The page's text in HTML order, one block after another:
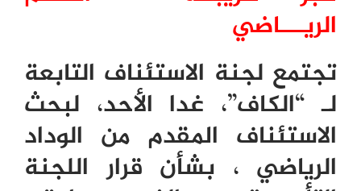
الريـــاضي
تجتمع لجنة الاستئناف التابعة
لـ “الكاف”، غدا الأحد، لبحث
الاستئناف المقدم من الوداد
الرياضي ، بشأن قرار اللجنة